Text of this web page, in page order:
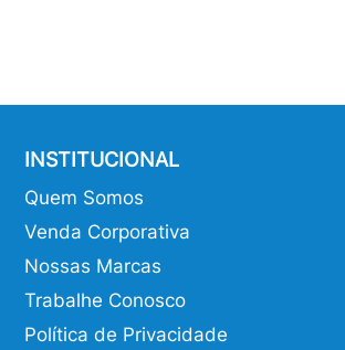
INSTITUCIONAL
Quem Somos
Venda Corporativa
Nossas Marcas
Trabalhe Conosco
Política de Privacidade